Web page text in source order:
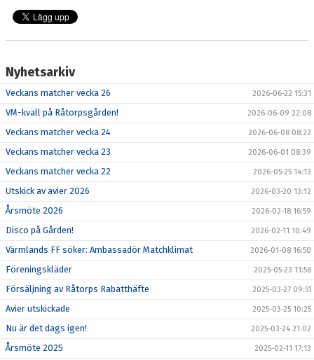
KIOSK
FRITIDSKORTET
FOTBOLLSSKOLAN 2026
TRÄNINGSTIDER 2026
RUTIN PLANSCHEMA VID MATCHER
STADIUM
NEWBODY 2026
Nyhetsarkiv
Veckans matcher vecka 26 2026-06-22 15:31
VM-kväll på Råtorpsgården! 2026-06-09 22:08
Veckans matcher vecka 24 2026-06-08 08:22
Veckans matcher vecka 23 2026-06-01 08:39
Veckans matcher vecka 22 2026-05-25 14:13
Utskick av avier 2026 2026-03-20 13:12
Årsmöte 2026 2026-02-18 16:59
Disco på Gården! 2026-02-11 10:49
Värmlands FF söker: Ambassadör Matchklimat 2026-01-08 16:50
Föreningskläder 2025-05-23 11:58
Försäljning av Råtorps Rabatthäfte 2025-03-27 09:51
Avier utskickade 2025-03-25 10:25
Nu är det dags igen! 2025-03-24 21:02
Årsmöte 2025 2025-02-11 17:13